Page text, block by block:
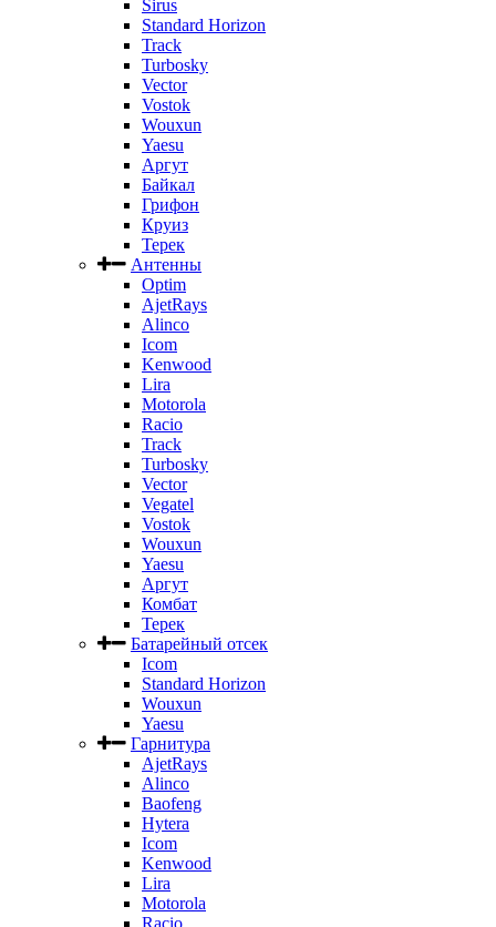
Sirus
Standard Horizon
Track
Turbosky
Vector
Vostok
Wouxun
Yaesu
Аргут
Байкал
Грифон
Круиз
Терек
Антенны
Optim
AjetRays
Alinco
Icom
Kenwood
Lira
Motorola
Racio
Track
Turbosky
Vector
Vegatel
Vostok
Wouxun
Yaesu
Аргут
Комбат
Терек
Батарейный отсек
Icom
Standard Horizon
Wouxun
Yaesu
Гарнитура
AjetRays
Alinco
Baofeng
Hytera
Icom
Kenwood
Lira
Motorola
Racio